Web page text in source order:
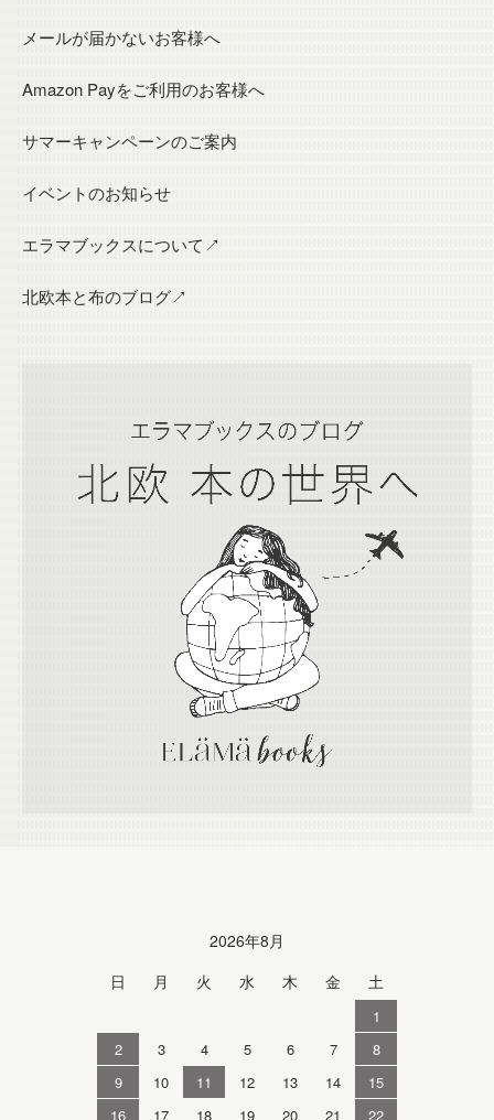
メールが届かないお客様へ
Amazon Payをご利用のお客様へ
サマーキャンペーンのご案内
イベントのお知らせ
エラマブックスについて↗
北欧本と布のブログ↗
2026年8月
日
月 火 水 木 金 土
1
2
3 4 5 6 7
8
9
10 11 12 13 14
15
16
17 18 19 20 21
22